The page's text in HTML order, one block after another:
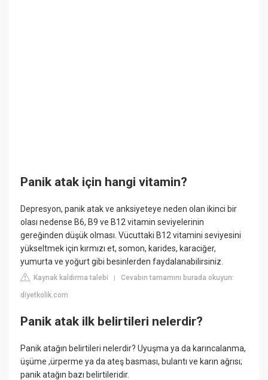
Panik atak için hangi vitamin?
Depresyon, panik atak ve anksiyeteye neden olan ikinci bir
olası nedense B6, B9 ve B12 vitamin seviyelerinin
gereğinden düşük olması. Vücuttaki B12 vitamini seviyesini
yükseltmek için kırmızı et, somon, karides, karaciğer,
yumurta ve yoğurt gibi besinlerden faydalanabilirsiniz.
Kaynak kaldırma talebi |Cevabın tamamını burada okuyun:
diyetkolik.com
Panik atak ilk belirtileri nelerdir?
Panik atağın belirtileri nelerdir? Uyuşma ya da karıncalanma,
üşüme ,ürperme ya da ateş basması, bulantı ve karın ağrısı;
panik atağın bazı belirtileridir.